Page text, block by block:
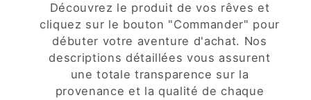
Découvrez le produit de vos rêves et
cliquez sur le bouton "Commander" pour
débuter votre aventure d'achat. Nos
descriptions détaillées vous assurent
une totale transparence sur la
provenance et la qualité de chaque